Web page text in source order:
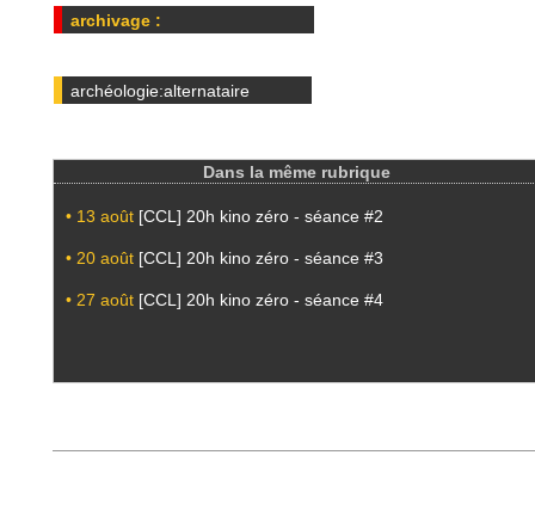
archivage :
archéologie:alternataire
Dans la même rubrique
• 13 août [CCL] 20h kino zéro - séance #2
• 20 août [CCL] 20h kino zéro - séance #3
• 27 août [CCL] 20h kino zéro - séance #4